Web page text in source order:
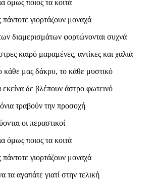
όμως ποιος τα κοιτά
γιορτάζουν μοναχά
διαμερισμάτων φορτώνονται συχνά
καιρό μαραμένες, αντίκες και χαλιά
μας δάκρυ, το κάθε μυστικό
δε βλέπουν άστρο φωτεινό
τραβούν την προσοχή
οι περαστικοί
όμως ποιος τα κοιτά
γιορτάζουν μοναχά
τα αγαπάτε γιατί στην τελική